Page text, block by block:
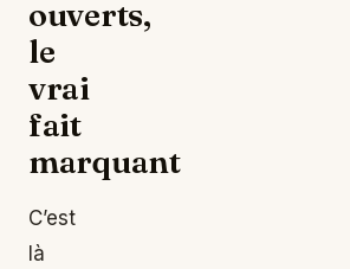
ouverts,
le
vrai
fait
marquant
C’est
là